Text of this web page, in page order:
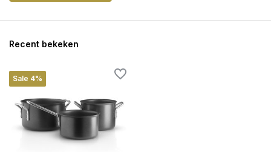
Recent bekeken
Sale 4%